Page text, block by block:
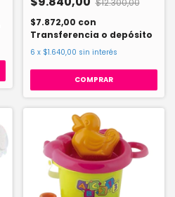
$12.300,00
$7.872,00 con
Transferencia o depósito
6 x $1.640,00 sin interés